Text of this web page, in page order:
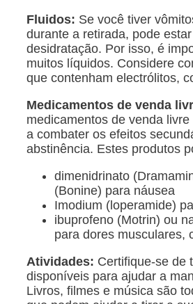
Fluidos: Se você tiver
durante a retirada, pode
desidratação. Por isso, é
muitos líquidos. Considere
que contenham electrólitos,
Medicamentos de venda
medicamentos de venda
a combater os efeitos
abstinência. Estes produtos
dimenidrinato
(Bonine) para náusea
Imodium (loperamide)
ibuprofeno (Motrin) ou
para dores musculares,
Atividades: Certifique-se de
disponíveis para ajudar a
Livros, filmes e música são